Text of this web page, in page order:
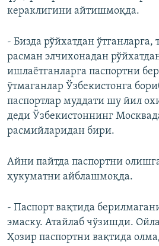
кераклигини айтишмоқда.
- Бизда рўйхатдан ўтганларга,
расман элчихонадан
ишлаётганларга паспортни
ўтмаганлар Ўзбекистонга
паспортлар муддати шу йил
деди Ўзбекистоннинг
расмийларидан бири.
Айни пайтда паспортни
ҳукуматни айблашмоқда.
- Паспорт вақтида
эмаску. Атайлаб чўзишди.
Ҳозир паспортни вақтида